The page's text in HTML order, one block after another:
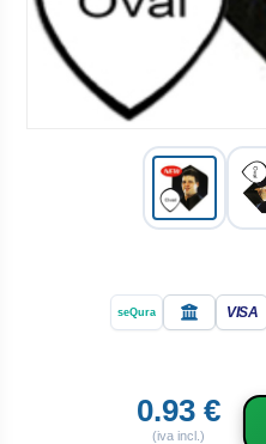
seQura VISA
0.93 €
(iva incl.)